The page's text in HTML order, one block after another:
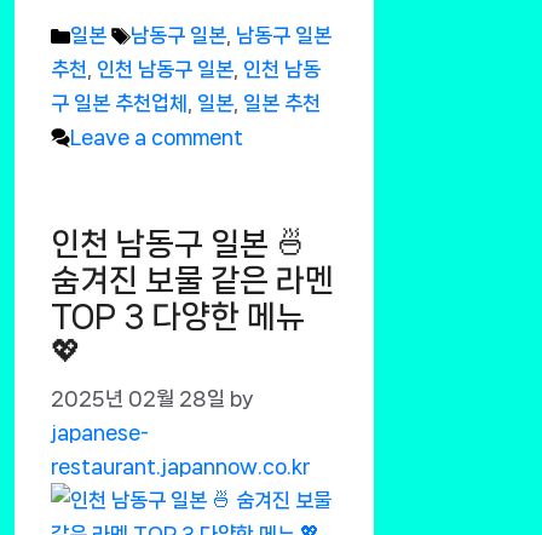
Categories
일본 Tags
남동구 일본 남동구 일본
추천
인천 남동구 일본 인천 남동
구 일본 추천업체
일본 일본 추천
Leave a comment
인천 남동구 일본 🍜
숨겨진 보물 같은 라멘
TOP 3 다양한 메뉴
💖
2025년 02월 28일 by
japanese-
restaurant.japannow.co.kr